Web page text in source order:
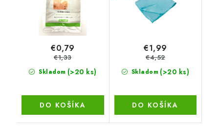
Skladom (>20 ks)
€0,79
€1,33
DO KOŠÍKA
Skladom (>20 ks)
€1,99
€4,52
DO KOŠÍKA